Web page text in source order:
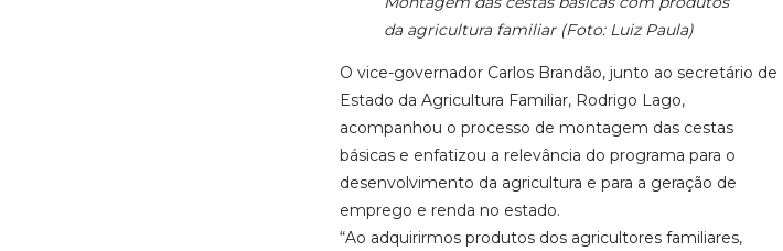
da agricultura familiar (Foto: Luiz Paula)
O vice-governador Carlos Brandão, junto ao secretário de
Estado da Agricultura Familiar, Rodrigo Lago,
acompanhou o processo de montagem das cestas
básicas e enfatizou a relevância do programa para o
desenvolvimento da agricultura e para a geração de
emprego e renda no estado.
“Ao adquirirmos produtos dos agricultores familiares,